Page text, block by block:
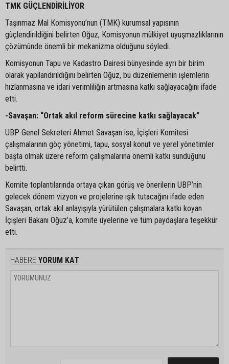
TMK GÜÇLENDİRİLİYOR
Taşınmaz Mal Komisyonu’nun (TMK) kurumsal yapısının
güçlendirildiğini belirten Oğuz, Komisyonun mülkiyet uyuşmazlıklarının
çözümünde önemli bir mekanizma olduğunu söyledi.
Komisyonun Tapu ve Kadastro Dairesi bünyesinde ayrı bir birim
olarak yapılandırıldığını belirten Oğuz, bu düzenlemenin işlemlerin
hızlanmasına ve idari verimliliğin artmasına katkı sağlayacağını ifade
etti.
-Savaşan: “Ortak akıl reform sürecine katkı sağlayacak”
UBP Genel Sekreteri Ahmet Savaşan ise, İçişleri Komitesi
çalışmalarının göç yönetimi, tapu, sosyal konut ve yerel yönetimler
başta olmak üzere reform çalışmalarına önemli katkı sunduğunu
belirtti.
Komite toplantılarında ortaya çıkan görüş ve önerilerin UBP’nin
gelecek dönem vizyon ve projelerine ışık tutacağını ifade eden
Savaşan, ortak akıl anlayışıyla yürütülen çalışmalara katkı koyan
İçişleri Bakanı Oğuz’a, komite üyelerine ve tüm paydaşlara teşekkür
etti.
HABERE YORUM KAT